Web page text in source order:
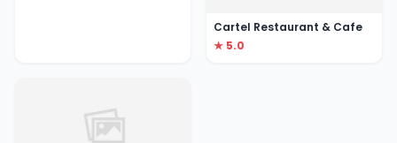
Cartel Restaurant & Cafe
★ 5.0